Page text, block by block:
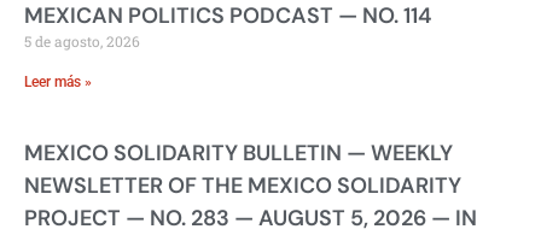
MEXICAN POLITICS PODCAST — NO. 114
5 de agosto, 2026
Leer más »
MEXICO SOLIDARITY BULLETIN — WEEKLY
NEWSLETTER OF THE MEXICO SOLIDARITY
PROJECT — NO. 283 — AUGUST 5, 2026 — IN